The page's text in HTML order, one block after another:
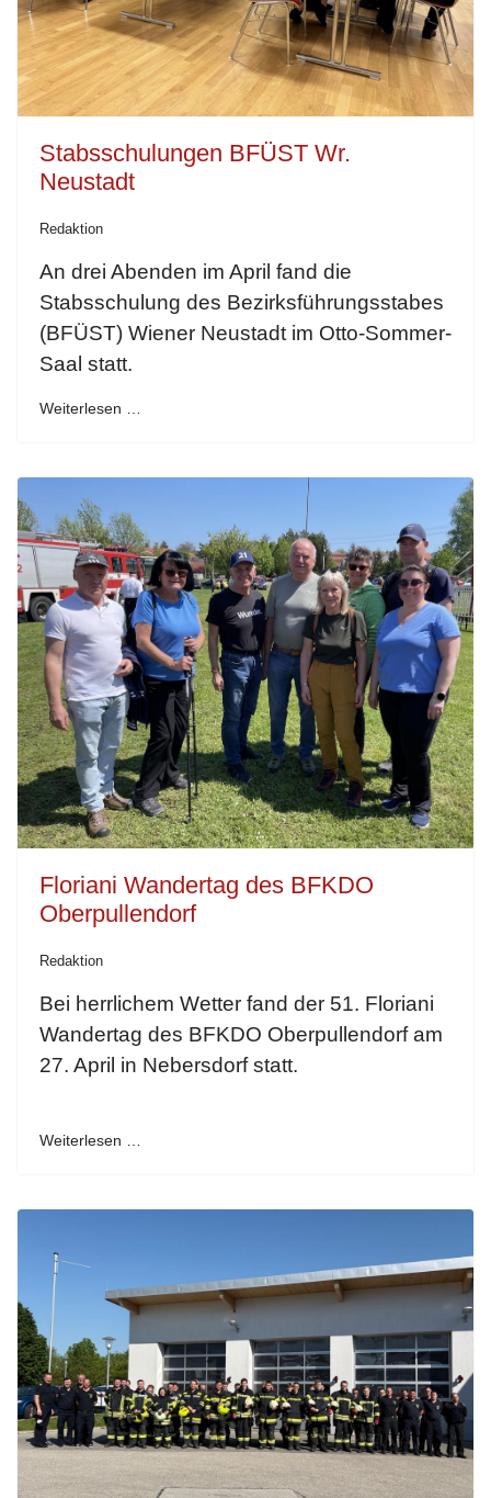
Stabsschulungen BFÜST Wr.
Neustadt
Redaktion
An drei Abenden im April fand die
Stabsschulung des Bezirksführungsstabes
(BFÜST) Wiener Neustadt im Otto-Sommer-
Saal statt.
Weiterlesen …
Floriani Wandertag des BFKDO
Oberpullendorf
Redaktion
Bei herrlichem Wetter fand der 51. Floriani
Wandertag des BFKDO Oberpullendorf am
27. April in Nebersdorf statt.
Weiterlesen …